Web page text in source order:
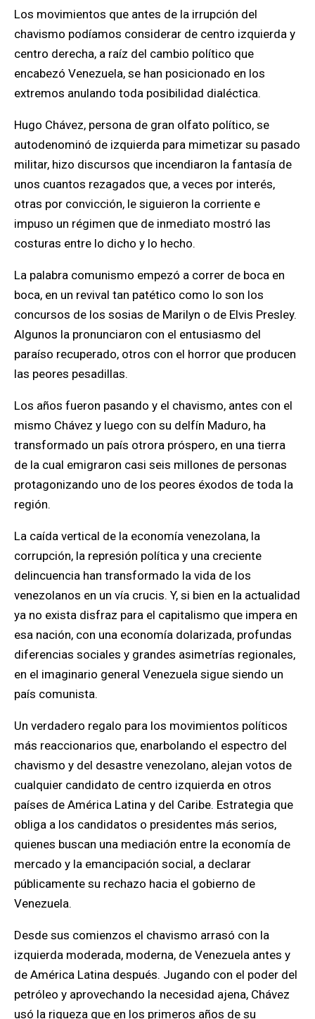
Los movimientos que antes de la irrupción del
chavismo podíamos considerar de centro izquierda y
centro derecha, a raíz del cambio político que
encabezó Venezuela, se han posicionado en los
extremos anulando toda posibilidad dialéctica.
Hugo Chávez, persona de gran olfato político, se
autodenominó de izquierda para mimetizar su pasado
militar, hizo discursos que incendiaron la fantasía de
unos cuantos rezagados que, a veces por interés,
otras por convicción, le siguieron la corriente e
impuso un régimen que de inmediato mostró las
costuras entre lo dicho y lo hecho.
La palabra comunismo empezó a correr de boca en
boca, en un revival tan patético como lo son los
concursos de los sosias de Marilyn o de Elvis Presley.
Algunos la pronunciaron con el entusiasmo del
paraíso recuperado, otros con el horror que producen
las peores pesadillas.
Los años fueron pasando y el chavismo, antes con el
mismo Chávez y luego con su delfín Maduro, ha
transformado un país otrora próspero, en una tierra
de la cual emigraron casi seis millones de personas
protagonizando uno de los peores éxodos de toda la
región.
La caída vertical de la economía venezolana, la
corrupción, la represión política y una creciente
delincuencia han transformado la vida de los
venezolanos en un vía crucis. Y, si bien en la actualidad
ya no exista disfraz para el capitalismo que impera en
esa nación, con una economía dolarizada, profundas
diferencias sociales y grandes asimetrías regionales,
en el imaginario general Venezuela sigue siendo un
país comunista.
Un verdadero regalo para los movimientos políticos
más reaccionarios que, enarbolando el espectro del
chavismo y del desastre venezolano, alejan votos de
cualquier candidato de centro izquierda en otros
países de América Latina y del Caribe. Estrategia que
obliga a los candidatos o presidentes más serios,
quienes buscan una mediación entre la economía de
mercado y la emancipación social, a declarar
públicamente su rechazo hacia el gobierno de
Venezuela.
Desde sus comienzos el chavismo arrasó con la
izquierda moderada, moderna, de Venezuela antes y
de América Latina después. Jugando con el poder del
petróleo y aprovechando la necesidad ajena, Chávez
usó la riqueza que en los primeros años de su